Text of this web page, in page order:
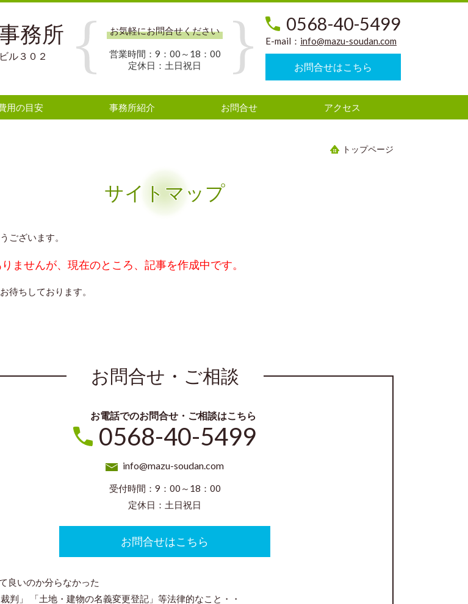
務所
ル３０２
お気軽にお問合せください
営業時間：9：00～18：00
定休日：土日祝日
0568-40-5499
E-mail： info@mazu-soudan.com
お問合せはこちら
用の目安 事務所紹介 お問合せ アクセス
トップページ
サイトマップ
ございます。
ませんが、現在のところ、記事を作成中です。
待ちしております。
お問合せ・ご相談
お電話でのお問合せ・ご相談はこちら
0568-40-5499
info@mazu-soudan.com
受付時間：9：00～18：00
定休日：土日祝日
お問合せはこちら
良いのか分らなかった
裁判」 「土地・建物の名義変更登記」等法律的なこと・・